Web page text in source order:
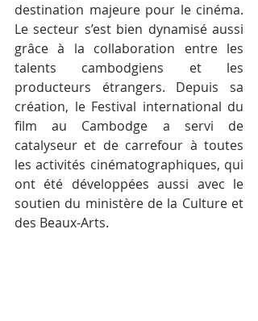
destination majeure pour le cinéma.
Le secteur s’est bien dynamisé aussi
grâce à la collaboration entre les
talents cambodgiens et les
producteurs étrangers. Depuis sa
création, le Festival international du
film au Cambodge a servi de
catalyseur et de carrefour à toutes
les activités cinématographiques, qui
ont été développées aussi avec le
soutien du ministère de la Culture et
des Beaux-Arts.